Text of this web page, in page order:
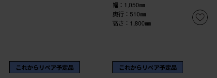
幅：1,050㎜
奥行：510㎜
高さ：1,800㎜
これからリペア予定品 これからリペア予定品